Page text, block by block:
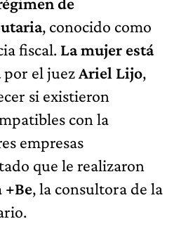
, conocido como
fiscal. La mujer está
por el juezAriel Lijo,
si existieron
con la
empresas
que le realizaron
+Be, la consultora de la